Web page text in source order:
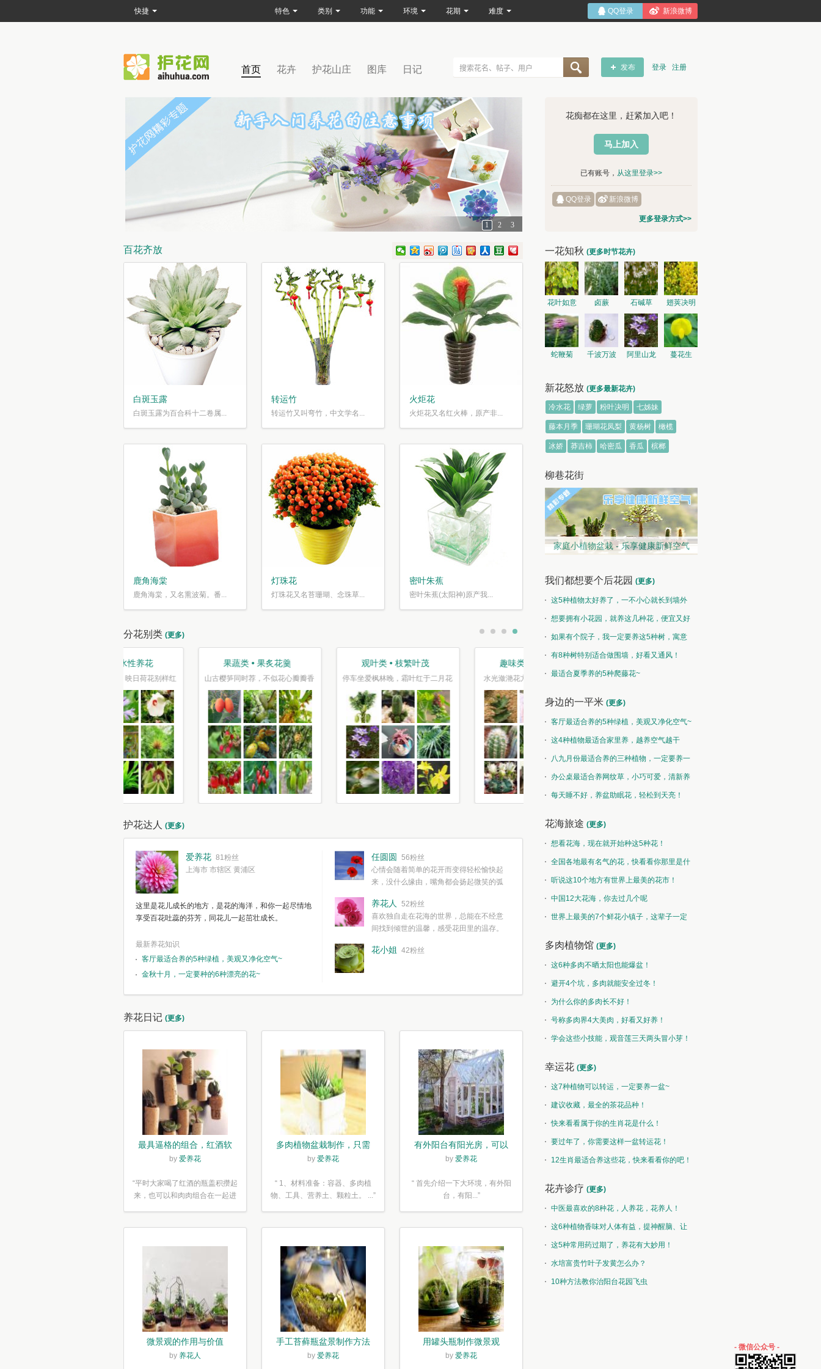
首页 花卉 护花山庄 图库 日记 发布 登录 注册
1 2 3
百花齐放
白斑玉露
白斑玉露为百合科十二卷属...
转运竹
转运竹又叫弯竹，中文学名...
火炬花
火炬花又名红火棒，原产非...
鹿角海棠
鹿角海棠，又名熏波菊。番...
灯珠花
灯珠花又名苔珊瑚、念珠草...
密叶朱蕉
密叶朱蕉(太阳神)原产我...
分花别类 (更多)
趣味类 • 奇花异草
水光潋滟花方好,山色空蒙枝亦奇
盆栽类 • 花好盆圆
千片赤英霞灿灿，百枝绛点灯煌煌
节庆类 • 张灯结彩
正是今年风景美，千红万紫报春光 然果曾经皆为花，却非皆花都成果
护花达人 (更多)
爱养花 81粉丝
上海市 市辖区 黄浦区
这里是花儿成长的地方，是花的海洋，和你一起尽情地
享受百花吐蕊的芬芳，同花儿一起茁壮成长。
最新养花知识
客厅最适合养的5种绿植，美观又净化空气~
金秋十月，一定要种的6种漂亮的花~
任圆圆
56粉丝
心情会随着简单的花开而变得轻松愉快起
来，没什么缘由，嘴角都会扬起微笑的弧
简单愉快的心情，这些都不需要想得太多，其实都是
我们自己复杂了生活和心境。
养花人
52粉丝
喜欢独自走在花海的世界，总能在不经意
间找到倾世的温馨，感受花田里的温存。
花小姐 42粉丝
养花日记 (更多)
最具逼格的组合，红酒软
木塞diy多肉植物盆栽
by 爱养花
“平时大家喝了红酒的瓶盖积攒起
来，也可以和肉肉组合在一起进
多肉植物盆栽制作，只需
简单6步
by 爱养花
“ 1、材料准备：容器、多肉植
物、工具、营养土、颗粒土。 ...”
有外阳台有阳光房，可以
露养！为了肉肉，任性又
by 爱养花
“ 首先介绍一下大环境，有外阳
台，有阳...”
微景观的作用与价值
by 养花人
手工苔藓瓶盆景制作方法
by 爱养花
用罐头瓶制作微景观
by 爱养花
花痴都在这里，赶紧加入吧！
马上加入
已有账号， 从这里登录>>
QQ登录 新浪微博
更多登录方式>>
一花知秋 (更多时节花卉)
花叶如意 卤蕨 石碱草 翅荚决明
蛇鞭菊 千波万波
阿里山龙
蔓花生
新花怒放 (更多最新花卉)
冷水花 绿萝 粉叶决明 七姊妹
藤本月季 珊瑚花凤梨 黄杨树 橄榄
冰娇 莽吉柿 哈密瓜 香瓜 槟榔
柳巷花街
家庭小植物盆栽 - 乐享健康新鲜空气
我们都想要个后花园 (更多)
这5种植物太好养了，一不小心就长到墙外
了~想要拥有小花园，就养这几种花，便宜又好
养！如果有个院子，我一定要养这5种树，寓意
特别好！
有8种树特别适合做围墙，好看又通风！
最适合夏季养的5种爬藤花~
身边的一平米 (更多)
客厅最适合养的5种绿植，美观又净化空气~
这4种植物最适合家里养，越养空气越干
净！八九月份最适合养的三种植物，一定要养一
盆呀~
办公桌最适合养网纹草，小巧可爱，清新养
眼！每天睡不好，养盆助眠花，轻松到天亮！
花海旅途 (更多)
想看花海，现在就开始种这5种花！
全国各地最有名气的花，快看看你那里是什
么花儿！
听说这10个地方有世界上最美的花市！
中国12大花海，你去过几个呢
世界上最美的7个鲜花小镇子，这辈子一定
多肉植物馆 (更多)
这6种多肉不晒太阳也能爆盆！
避开4个坑，多肉就能安全过冬！
为什么你的多肉长不好！
号称多肉界4大美肉，好看又好养！
学会这些小技能，观音莲三天两头冒小芽！
幸运花 (更多)
这7种植物可以转运，一定要养一盆~
建议收藏，最全的茶花品种！
快来看看属于你的生肖花是什么！
要过年了，你需要这样一盆转运花！
12生肖最适合养这些花，快来看看你的吧！
花卉诊疗 (更多)
中医最喜欢的8种花，人养花，花养人！
这6种植物香味对人体有益，提神醒脑、让
你睡的香、身体棒。
这5种常用药过期了，养花有大妙用！
水培富贵竹叶子发黄怎么办？
10种方法教你治阳台花园飞虫
快捷 特色 类别 功能 环境 花期 难度 QQ登录 新浪微博
- 微信公众号 -